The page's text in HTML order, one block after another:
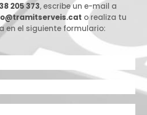
205 373, escribe un e-mail a
o realiza tu
en el siguiente formulario: